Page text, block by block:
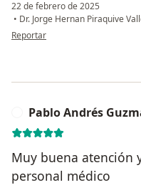
22 de febrero de 2025
• Dr. Jorge Hernan Piraquive
en opinión del usuario María
Reportar
Pablo Andrés
Muy buena atención
personal médico